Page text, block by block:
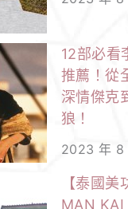
12部必看
推薦！從
深情傑克
狼！
2023 年 8
【泰國美
MAN KAI